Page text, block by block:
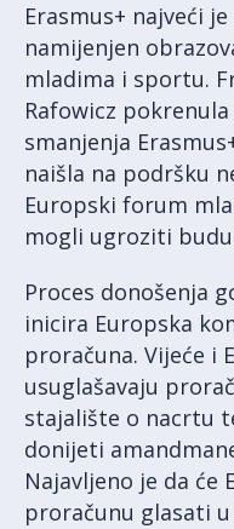
Erasmus+ najveći
namijenjen
mladima i sportu.
Rafowicz
smanjenja
naišla na podršku
Europski forum
mogli ugroziti
Proces donošenja
inicira Europska
proračuna. Vijeće i
usuglašavaju
stajalište o nacrtu
donijeti
Najavljeno je da će
proračunu glasati